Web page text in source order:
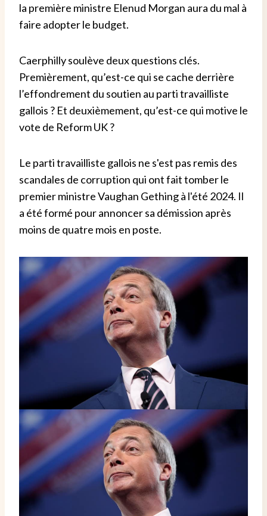
la première ministre Elenud Morgan aura du mal à
faire adopter le budget.
Caerphilly soulève deux questions clés.
Premièrement, qu’est-ce qui se cache derrière
l’effondrement du soutien au parti travailliste
gallois ? Et deuxièmement, qu’est-ce qui motive le
vote de Reform UK ?
Le parti travailliste gallois ne s'est pas remis des
scandales de corruption qui ont fait tomber le
premier ministre Vaughan Gething à l'été 2024. Il
a été formé pour annoncer sa démission après
moins de quatre mois en poste.